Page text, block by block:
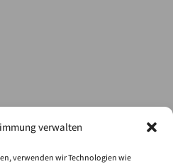
verwalten
verwenden wir Technologien wie